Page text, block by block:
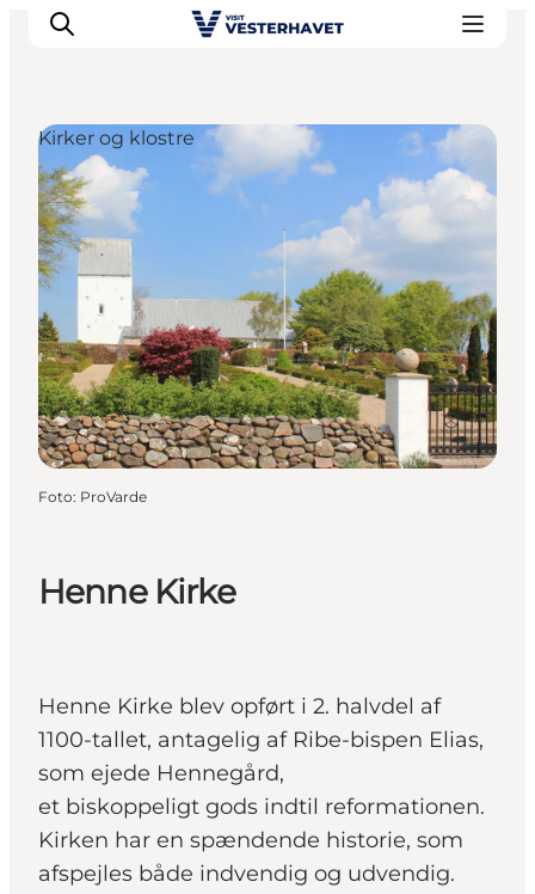
Det sker
Oplevelser
Vores Byer
Mad & Overnatning
Køb billet
Planlæg din ferie
Henne Kirke
Henne Kirke blev opført i 2. halvdel af
1100-tallet, antagelig af Ribe-bispen Elias,
som ejede Hennegård,
et biskoppeligt gods indtil reformationen.
Kirken har en spændende historie, som
afspejles både indvendig og udvendig.
Kirker og klostre
Foto: ProVarde